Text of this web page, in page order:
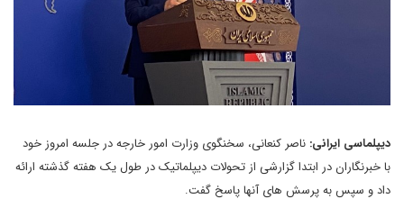
دیپلماسی ایرانی: ناصر کنعانی، سخنگوی وزارت امور خارجه در جلسه امروز خود
با خبرنگاران در ابتدا گزارشی از تحولات دیپلماتیک در طول یک هفته گذشته ارائه
داد و سپس به پرسش های آنها پاسخ گفت.